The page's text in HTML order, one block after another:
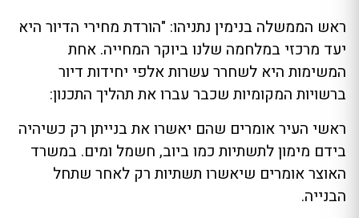
ראש הממשלה בנימין נתניהו: "הורדת מחירי הדיור היא
יעד מרכזי במלחמה שלנו ביוקר המחייה. אחת
המשימות היא לשחרר עשרות אלפי יחידות דיור
ברשויות המקומיות שכבר עברו את תהליך התכנון:
ראשי העיר אומרים שהם יאשרו את בנייתן רק כשיהיה
בידם מימון לתשתיות כמו ביוב, חשמל ומים. במשרד
האוצר אומרים שיאשרו תשתיות רק לאחר שתחל
הבנייה.